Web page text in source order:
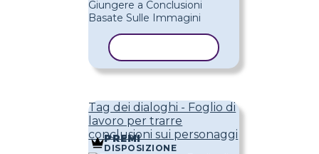
Tag dei dialoghi - Foglio di
lavoro per trarre
conclusioni sui personaggi
PREMI
DISPOSIZIONE